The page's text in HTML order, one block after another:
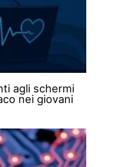
agli schermi
nei giovani